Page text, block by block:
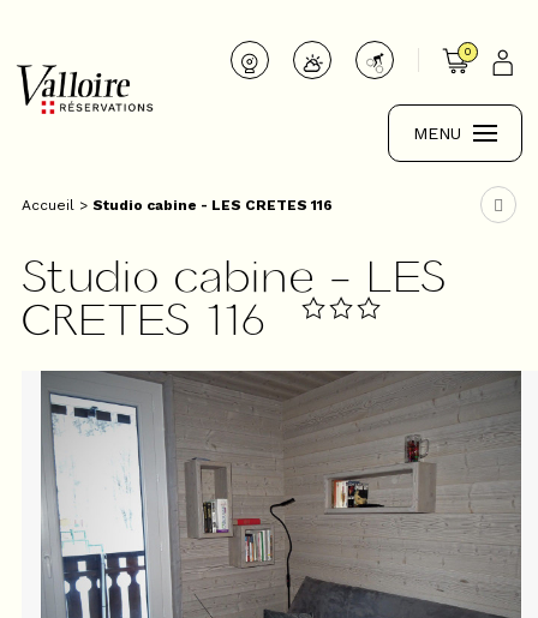
0
MENU
Accueil > Studio cabine - LES CRETES 116
Studio cabine - LES
CRETES 116